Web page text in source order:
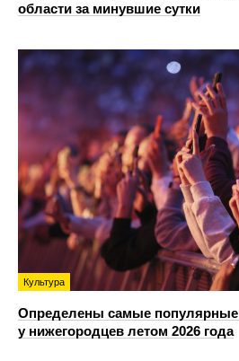
области за минувшие сутки
Культура
Определены самые популярные
у нижегородцев летом 2026 года